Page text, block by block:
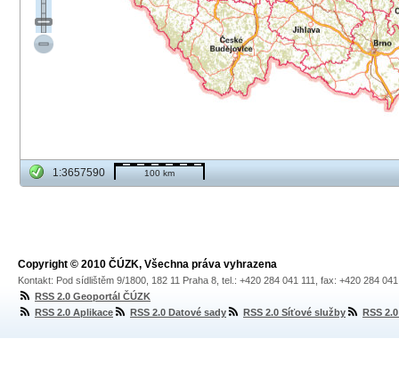
1:3657590 100 km
Copyright © 2010 ČÚZK, Všechna práva vyhrazena
Kontakt: Pod sídlištěm 9/1800, 182 11 Praha 8, tel.: +420 284 041 111, fax: +420 284
RSS 2.0 Geoportál ČÚZK
RSS 2.0 Aplikace
RSS 2.0 Datové sady RSS 2.0 Síťové služby RSS